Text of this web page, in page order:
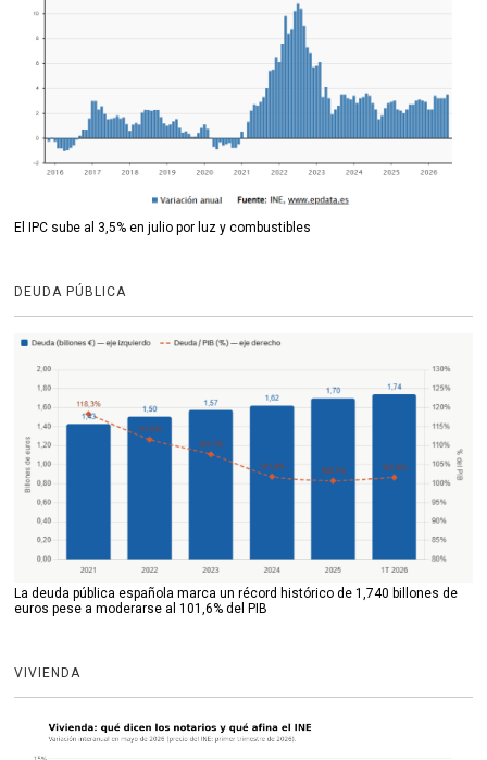
El IPC sube al 3,5% en julio por luz y combustibles
DEUDA PÚBLICA
La deuda pública española marca un récord histórico de 1,740 billones de
euros pese a moderarse al 101,6% del PIB
VIVIENDA